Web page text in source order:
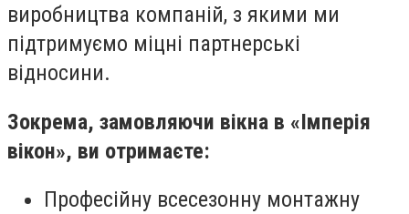
виробництва компаній, з якими ми
підтримуємо міцні партнерські
відносини.
Зокрема, замовляючи вікна в «Імперія
вікон», ви отримаєте:
Професійну всесезонну монтажну